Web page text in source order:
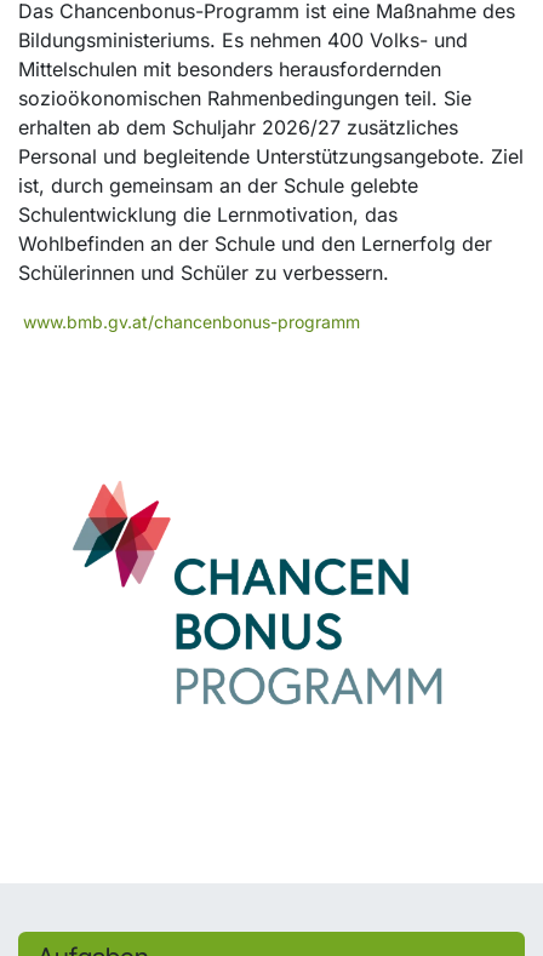
Das Chancenbonus-Programm ist eine Maßnahme des
Bildungsministeriums. Es nehmen 400 Volks- und
Mittelschulen mit besonders herausfordernden
sozioökonomischen Rahmenbedingungen teil. Sie
erhalten ab dem Schuljahr 2026/27 zusätzliches
Personal und begleitende Unterstützungsangebote. Ziel
ist, durch gemeinsam an der Schule gelebte
Schulentwicklung die Lernmotivation, das
Wohlbefinden an der Schule und den Lernerfolg der
Schülerinnen und Schüler zu verbessern.
www.bmb.gv.at/chancenbonus-programm